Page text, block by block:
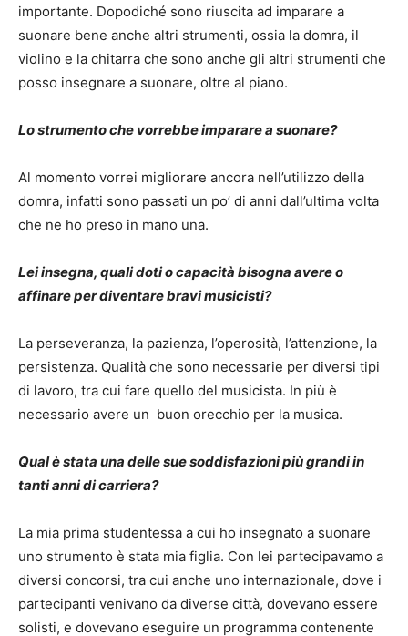
importante. Dopodiché sono riuscita ad imparare a
suonare bene anche altri strumenti, ossia la domra, il
violino e la chitarra che sono anche gli altri strumenti che
posso insegnare a suonare, oltre al piano.
Lo strumento che vorrebbe imparare a suonare?
Al momento vorrei migliorare ancora nell’utilizzo della
domra, infatti sono passati un po’ di anni dall’ultima volta
che ne ho preso in mano una.
Lei insegna, quali doti o capacità bisogna avere o
affinare per diventare bravi musicisti?
La perseveranza, la pazienza, l’operosità, l’attenzione, la
persistenza. Qualità che sono necessarie per diversi tipi
di lavoro, tra cui fare quello del musicista. In più è
necessario avere un buon orecchio per la musica.
Qual è stata una delle sue soddisfazioni più grandi in
tanti anni di carriera?
La mia prima studentessa a cui ho insegnato a suonare
uno strumento è stata mia figlia. Con lei partecipavamo a
diversi concorsi, tra cui anche uno internazionale, dove i
partecipanti venivano da diverse città, dovevano essere
solisti, e dovevano eseguire un programma contenente